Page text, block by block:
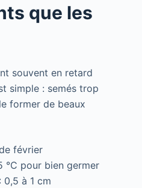
que les
souvent en retard
simple : semés trop
former de beaux
février
°C pour bien germer
: 0,5 à 1 cm